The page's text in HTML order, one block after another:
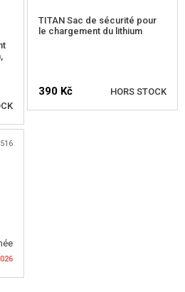
D'RÉPLIQUE
COUTEAUX
ET USAGÉES
TITAN Sac de sécurité pour
le chargement du lithium
390 Kč HORS STOCK